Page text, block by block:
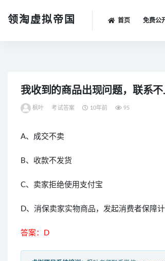
领淘虚拟帝国 首页 免费公
我收到的商品出现问题，联系
枫叶 考试答案 10年前 95
A、成交不卖
B、收款不发货
C、卖家拒绝使用支付宝
D、消保卖家实物商品，发起消费者保障
答案：D